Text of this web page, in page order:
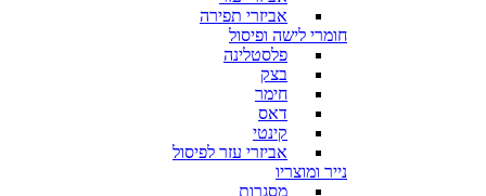
אביזרי תפירה
חומרי לישה ופיסול
פלסטלינה
בצק
חימר
דאס
קינטי
אביזרי עזר לפיסול
נייר ומוצריו
מסגרות